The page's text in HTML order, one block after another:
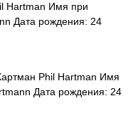
Hartman Имя при
Дата рождения: 24
Phil Hartman Имя
Дата рождения: 24